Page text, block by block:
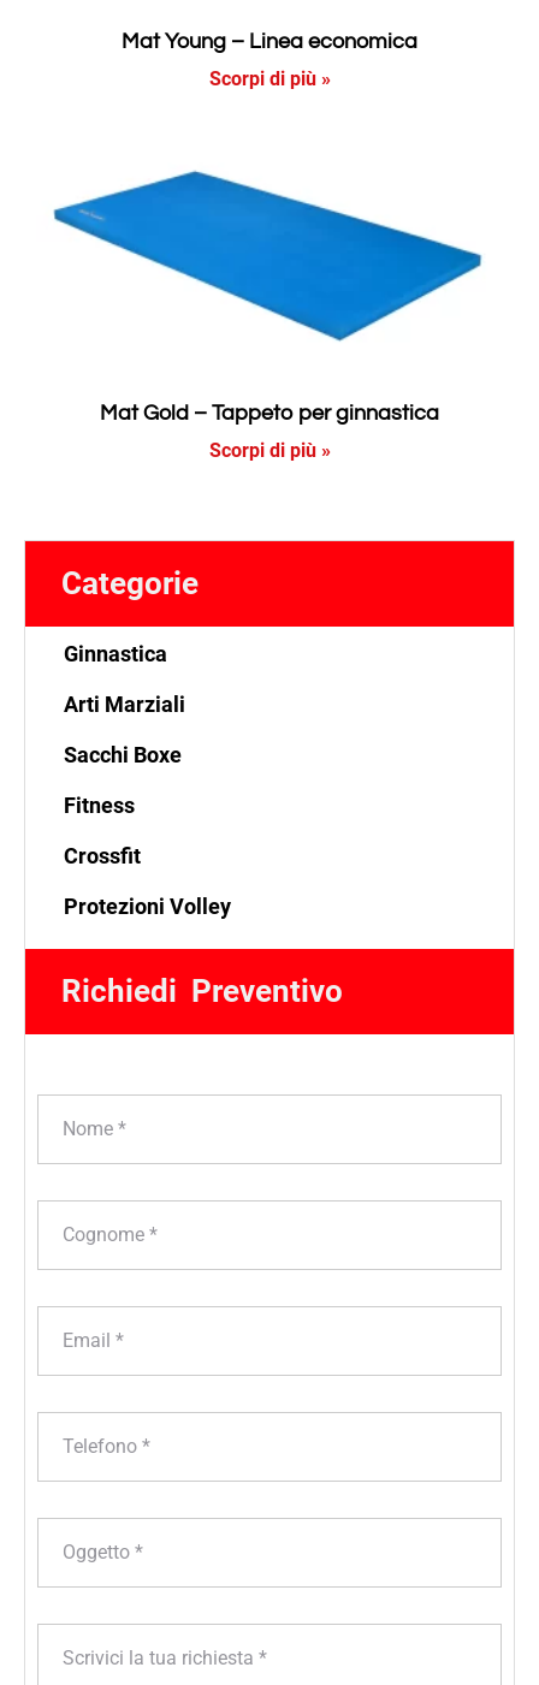
Categorie
Ginnastica
Arti Marziali
Sacchi Boxe
Fitness
Crossfit
Protezioni Volley
Richiedi  Preventivo
Mat Young – Linea economica
Scorpi di più »
Mat Gold – Tappeto per ginnastica
Scorpi di più »